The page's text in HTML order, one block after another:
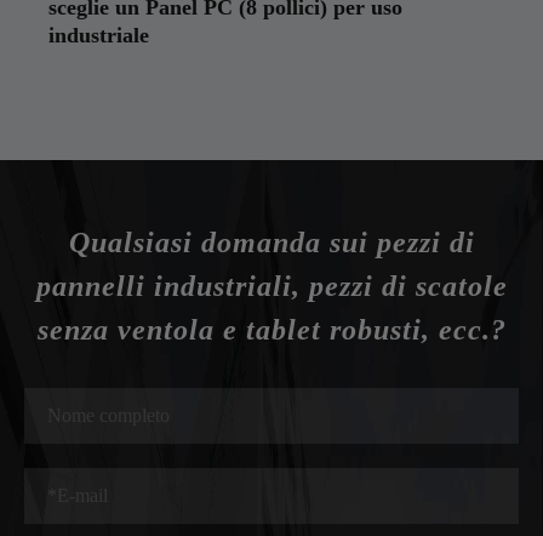
sceglie un Panel PC (8 pollici) per uso
industriale
Qualsiasi domanda sui pezzi di
pannelli industriali, pezzi di scatole
senza ventola e tablet robusti, ecc.?